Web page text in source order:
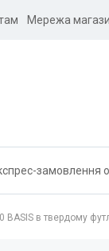
Мережа
замовлення
BASIS в твердому